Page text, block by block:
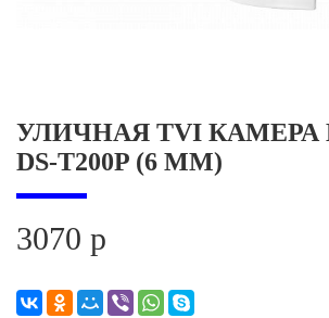
УЛИЧНАЯ TVI КАМЕРА
DS-T200P (6 MM)
3070 р